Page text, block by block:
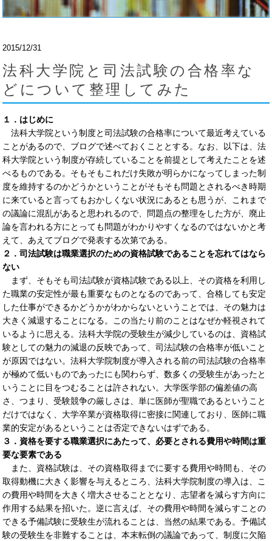
2015/12/31
法科大学院と司法試験の合格率な
どについて整理してみた
１．はじめに
法科大学院という制度と司法試験の合格率について最近考えている
ことがあるので、ブログで述べておくこととする。なお、以下は、法
科大学院という制度が存続していることを前提として考えたことを述
べるものである。そもそもこれだけ失敗が明らかになってしまった制
度を維持するのかどうかということがそもそも問題とされるべき時期
に来ていると言ってもおかしくない状況にあるとも思うが、これまで
の議論に混乱があると思われるので、問題点の整理をした方が、廃止
論を言われる方にとっても問題がわかりやすくなるのではないかと考
えて、あえてブログで発表する次第である。
２．司法試験は職業選択のための資格試験であることを忘れてはなら
ない
まず、そもそも司法試験が資格試験である以上、その資格を利用し
た職業の安定性が最も重要なものとなるのであって、合格しても安定
した仕事ができるかどうかがわからないということでは、その魅力は
大きく減退することになる。この当たり前のことはなぜか軽視されて
いるように思える。法科大学院の受験生が減少しているのは、資格試
験としての魅力の減退の反映であって、司法試験の合格率が低いこと
が原因ではない。法科大学院制度が導入される前の司法試験の合格率
が極めて低いものであったにも関わらず、数多くの受験生があったと
いうことに目をつむることは許されない。大学医学部の偏差値の高
さ、つまり、受験競争の厳しさは、単に医師が聖職であるということ
だけではなく、大学卒業が資格取得に密接に関連しており、医師に職
業的安定があるということは否定できないはずである。
３．資格を要する職業選択にあたって、必要とされる費用や時間は重
要な要素である
また、資格試験は、その資格取得までに要する費用や時間も、その
取得動機に大きく影響を与えるところ、法科大学院制度の導入は、こ
の費用や時間を大きく増大させることとなり、志望者を減らす方向に
作用する結果を招いた。逆に言えば、その費用や時間を減らすことの
できる予備試験に受験生が流れることは、当然の結果である。予備試
験の受験生を非難することは、本末転倒の議論であって、制度に欠陥